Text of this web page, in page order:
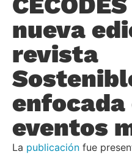
nueva
revista
enfocada
eventos
La publicación fue